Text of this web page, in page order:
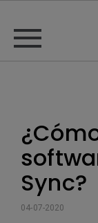
Sync?
04-07-2020